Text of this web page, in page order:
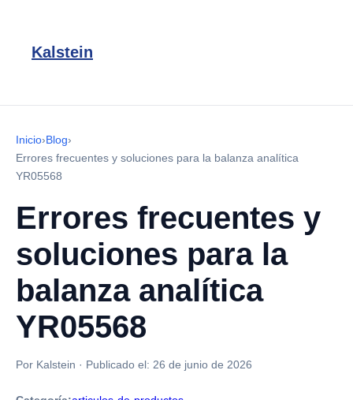
Kalstein
Inicio›Blog›
Errores frecuentes y soluciones para la balanza analítica
YR05568
Errores frecuentes y
soluciones para la
balanza analítica
YR05568
Por Kalstein · Publicado el: 26 de junio de 2026